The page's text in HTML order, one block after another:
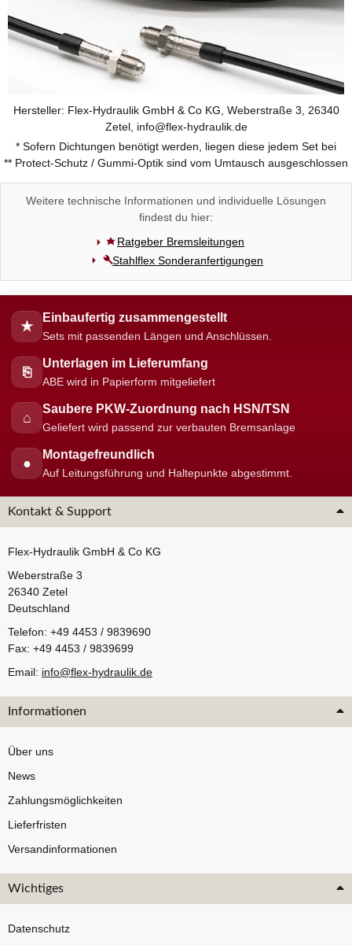
Hersteller: Flex-Hydraulik GmbH & Co KG, Weberstraße 3, 26340
Zetel, info@flex-hydraulik.de
* Sofern Dichtungen benötigt werden, liegen diese jedem Set bei
** Protect-Schutz / Gummi-Optik sind vom Umtausch ausgeschlossen
Weitere technische Informationen und individuelle Lösungen
findest du hier:
Ratgeber Bremsleitungen
Stahlflex Sonderanfertigungen
★
Einbaufertig zusammengestellt
Sets mit passenden Längen und Anschlüssen.
⎘
Unterlagen im Lieferumfang
ABE wird in Papierform mitgeliefert
⌂
Saubere PKW-Zuordnung nach HSN/TSN
Geliefert wird passend zur verbauten Bremsanlage
●
Montagefreundlich
Auf Leitungsführung und Haltepunkte abgestimmt.
Kontakt & Support
Flex-Hydraulik GmbH & Co KG
Weberstraße 3
26340 Zetel
Deutschland
Telefon: +49 4453 / 9839690
Fax: +49 4453 / 9839699
Email: info@flex-hydraulik.de
Informationen
Über uns
News
Zahlungsmöglichkeiten
Lieferfristen
Versandinformationen
Wichtiges
Datenschutz